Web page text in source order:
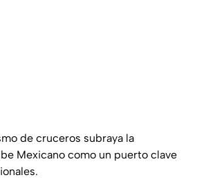
de cruceros subraya la
Mexicano como un puerto clave